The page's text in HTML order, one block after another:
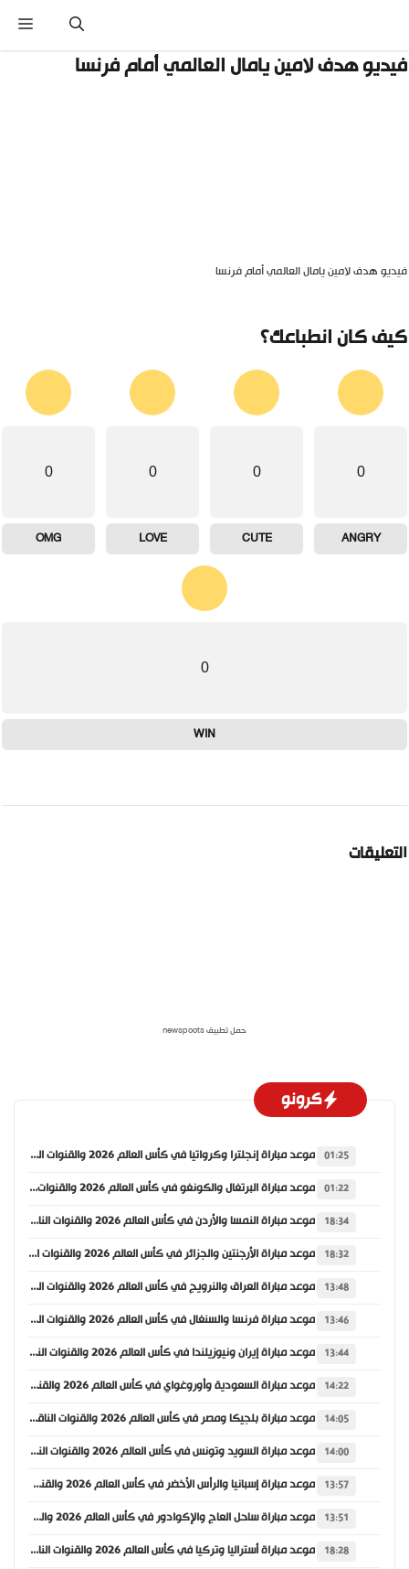
هدف لامين يامال العالمي أمام فرنسا
هدف لامين يامال العالمي أمام فرنسا
كان انطباعك؟
0
ANGRY
0
CUTE
0
LOVE
0
OMG
0
WIN
حمل تطبيق newspoots
كرونو
01:25 موعد مباراة إنجلترا وكرواتيا في كأس العالم 2026 والقنوات الناقلة
01:22 موعد مباراة البرتغال والكونغو في كأس العالم 2026 والقنوات الناقلة
18:34 موعد مباراة النمسا والأردن في كأس العالم 2026 والقنوات الناقلة
18:32 موعد مباراة الأرجنتين والجزائر في كأس العالم 2026 والقنوات الناقلة
13:48 موعد مباراة العراق والنرويج في كأس العالم 2026 والقنوات الناقلة
13:46 موعد مباراة فرنسا والسنغال في كأس العالم 2026 والقنوات الناقلة
13:44 موعد مباراة إيران ونيوزيلندا في كأس العالم 2026 والقنوات الناقلة
14:22 موعد مباراة السعودية وأوروغواي في كأس العالم 2026 والقنوات الناقلة
14:05 موعد مباراة بلجيكا ومصر في كأس العالم 2026 والقنوات الناقلة
14:00 موعد مباراة السويد وتونس في كأس العالم 2026 والقنوات الناقلة
13:57 موعد مباراة إسبانيا والرأس الأخضر في كأس العالم 2026 والقنوات الناقلة
13:51 موعد مباراة ساحل العاج والإكوادور في كأس العالم 2026 والقنوات الناقلة
18:28 موعد مباراة أستراليا وتركيا في كأس العالم 2026 والقنوات الناقلة